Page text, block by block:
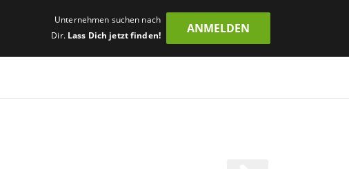
Unternehmen suchen nach
Dir. Lass Dich jetzt finden!
ANMELDEN